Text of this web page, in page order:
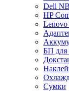
Dell NB
HP
БП для
Сумки